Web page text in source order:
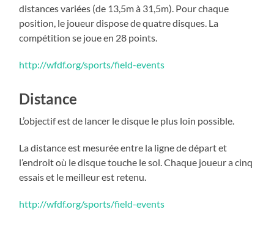
distances variées (de 13,5m à 31,5m). Pour chaque
position, le joueur dispose de quatre disques. La
compétition se joue en 28 points.
http://wfdf.org/sports/field-events
Distance
L’objectif est de lancer le disque le plus loin possible.
La distance est mesurée entre la ligne de départ et
l’endroit où le disque touche le sol. Chaque joueur a cinq
essais et le meilleur est retenu.
http://wfdf.org/sports/field-events